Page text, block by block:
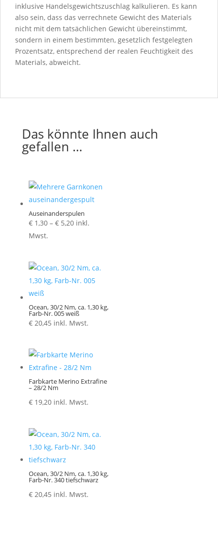
inklusive Handelsgewichtszuschlag kalkulieren. Es kann
also sein, dass das verrechnete Gewicht des Materials
nicht mit dem tatsächlichen Gewicht übereinstimmt,
sondern in einem bestimmten, gesetzlich festgelegten
Prozentsatz, entsprechend der realen Feuchtigkeit des
Materials, abweicht.
Das könnte Ihnen auch
gefallen …
Auseinanderspulen
€1,30 – €5,20Preisspanne:
inkl.
Mwst.
Ocean, 30/2 Nm, ca. 1,30 kg,
Farb-Nr. 005 weiß
€20,45 inkl. Mwst.
Farbkarte Merino Extrafine
– 28/2 Nm
€19,20 inkl. Mwst.
Ocean, 30/2 Nm, ca. 1,30 kg,
Farb-Nr. 340 tiefschwarz
€20,45 inkl. Mwst.